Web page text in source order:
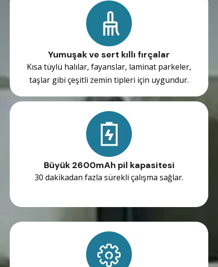
Yumuşak ve sert kıllı fırçalar
Kısa tüylü halılar, fayanslar, laminat parkeler,
taşlar gibi çeşitli zemin tipleri için uygundur.
Büyük 2600mAh pil kapasitesi
30 dakikadan fazla sürekli çalışma sağlar.